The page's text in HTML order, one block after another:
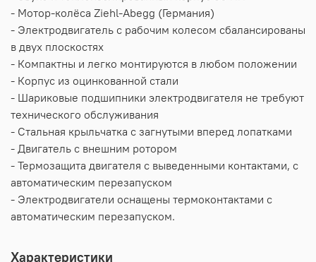
- Мотор-колёса Ziehl-Abegg (Германия)
- Электродвигатель с рабочим колесом сбалансированы
в двух плоскостях
- Компактны и легко монтируются в любом положении
- Корпус из оцинкованной стали
- Шариковые подшипники электродвигателя не требуют
технического обслуживания
- Стальная крыльчатка с загнутыми вперед лопатками
- Двигатель с внешним ротором
- Термозащита двигателя с выведенными контактами, с
автоматическим перезапуском
- Электродвигатели оснащены термоконтактами с
автоматическим перезапуском.
Характеристики